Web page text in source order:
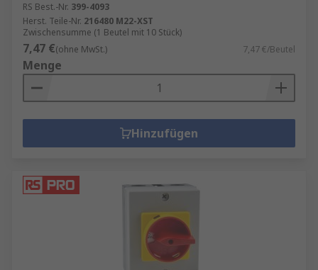
RS Best.-Nr. 399-4093
Herst. Teile-Nr. 216480 M22-XST
Zwischensumme (1 Beutel mit 10 Stück)
7,47 €(ohne MwSt.) 7,47 €/Beutel
Menge
Hinzufügen